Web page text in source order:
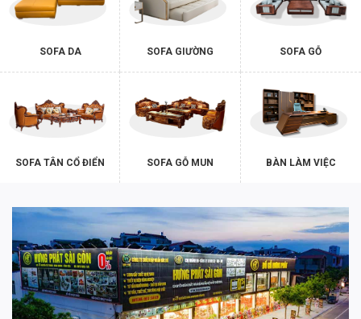
SOFA DA SOFA GIƯỜNG SOFA GỖ
SOFA TÂN CỔ ĐIỂN SOFA GỖ MUN BÀN LÀM VIỆC